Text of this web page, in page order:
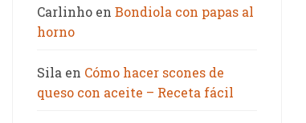
Carlinho en Bondiola con papas al
horno
Sila en Cómo hacer scones de
queso con aceite – Receta fácil